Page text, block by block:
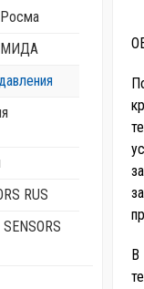
Росма
МИДА
RUS
В